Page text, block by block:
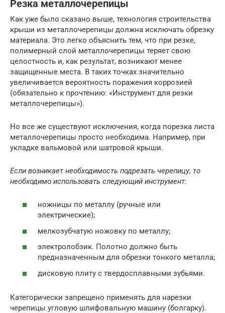
Резка металлочерепицы
Как уже было сказано выше, технология строительства
крыши из металлочерепицы должна исключать обрезку
материала. Это легко объяснить тем, что при резке,
полимерный слой металлочерепицы теряет свою
целостность и, как результат, возникают менее
защищенные места. В таких точках значительно
увеличивается вероятность поражения коррозией
(обязательно к прочтению: «Инструмент для резки
металлочерепицы»).
Но все же существуют исключения, когда порезка листа
металлочерепицы просто необходима. Например, при
укладке вальмовой или шатровой крыши.
Если возникает необходимость подрезать черепицу, то
необходимо использовать следующий инструмент:
ножницы по металлу (ручные или
электрические);
мелкозубчатую ножовку по металлу;
электролобзик. Полотно должно быть
предназначенным для обрезки тонкого металла;
дисковую плиту с твердосплавными зубьями.
Категорически запрещено применять для нарезки
черепицы угловую шлифовальную машину (болгарку).